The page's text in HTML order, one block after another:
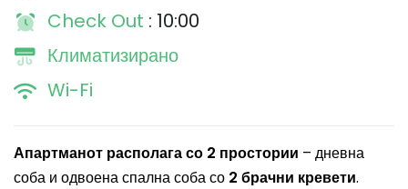
Check Out : 10:00
Климатизирано
Wi-Fi
Апартманот располага со 2 простории – дневна
соба и одвоена спална соба со 2 брачни кревети.